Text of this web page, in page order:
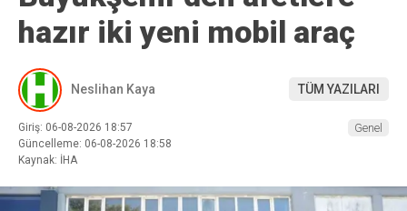
hazır iki yeni mobil araç
Neslihan Kaya TÜM YAZILARI
Giriş: 06-08-2026 18:57
Güncelleme: 06-08-2026 18:58
Kaynak: İHA
Genel